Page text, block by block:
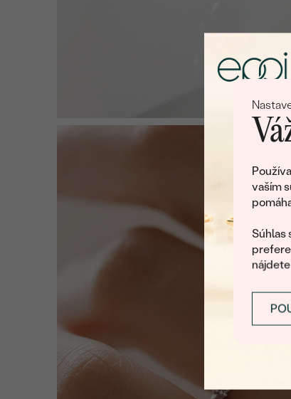
vaším
Súhlas